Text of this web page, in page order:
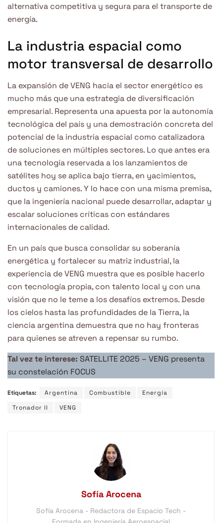
alternativa competitiva y segura para el transporte de
energía.
La industria espacial como
motor transversal de desarrollo
La expansión de VENG hacia el sector energético es
mucho más que una estrategia de diversificación
empresarial. Representa una apuesta por la autonomía
tecnológica del país y una demostración concreta del
potencial de la industria espacial como catalizadora
de soluciones en múltiples sectores. Lo que antes era
una tecnología reservada a los lanzamientos de
satélites hoy se aplica bajo tierra, en yacimientos,
ductos y camiones. Y lo hace con una misma premisa,
que la ingeniería nacional puede desarrollar, adaptar y
escalar soluciones críticas con estándares
internacionales de calidad.
En un país que busca consolidar su soberanía
energética y fortalecer su matriz industrial, la
experiencia de VENG muestra que es posible hacerlo
con tecnología propia, con talento local y con una
visión que no le teme a los desafíos extremos. Desde
los cielos hasta las profundidades de la Tierra, la
ciencia argentina demuestra que no hay fronteras
para quienes se atreven a repensar su rumbo.
Tal vez te interese: SATELLITE 2025 – VENG presenta
su constelación FOCUS
Etiquetas: Argentina Combustible
Energía
Tronador II
VENG
Sofía Arocena
Sofía Arocena - Redactora de Espacio Tech -